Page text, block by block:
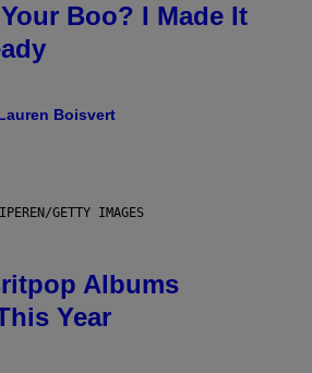
Boo? I Made It
Boisvert
GETTY IMAGES
Albums
Year